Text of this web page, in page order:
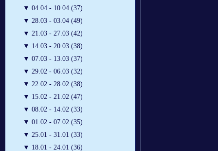
▼ 04.04 - 10.04 (37)
▼ 28.03 - 03.04 (49)
▼ 21.03 - 27.03 (42)
▼ 14.03 - 20.03 (38)
▼ 07.03 - 13.03 (37)
▼ 29.02 - 06.03 (32)
▼ 22.02 - 28.02 (38)
▼ 15.02 - 21.02 (47)
▼ 08.02 - 14.02 (33)
▼ 01.02 - 07.02 (35)
▼ 25.01 - 31.01 (33)
▼ 18.01 - 24.01 (36)